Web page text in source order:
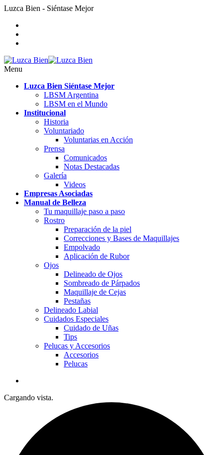
Luzca Bien - Siéntase Mejor
Menu
Luzca Bien Siéntase Mejor
LBSM Argentina
LBSM en el Mundo
Institucional
Historia
Voluntariado
Voluntarias en Acción
Prensa
Comunicados
Notas Destacadas
Galería
Videos
Empresas Asociadas
Manual de Belleza
Tu maquillaje paso a paso
Rostro
Preparación de la piel
Correcciones y Bases de Maquillajes
Empolvado
Aplicación de Rubor
Ojos
Delineado de Ojos
Sombreado de Párpados
Maquillaje de Cejas
Pestañas
Delineado Labial
Cuidados Especiales
Cuidado de Uñas
Tips
Pelucas y Accesorios
Accesorios
Pelucas
Cargando vista.